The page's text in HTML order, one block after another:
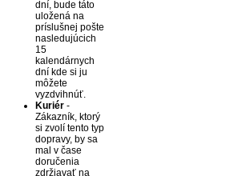
dní, bude táto
uložená na
príslušnej pošte
nasledujúcich
15
kalendárnych
dní kde si ju
môžete
vyzdvihnúť.
Kuriér -
Zákazník, ktorý
si zvolí tento typ
dopravy, by sa
mal v čase
doručenia
zdržiavať na